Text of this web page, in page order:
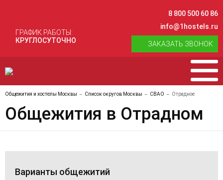
ГРАФИК РАБОТЫ:
КРУГЛОСУТОЧНО
8 800 500 60 86
info@1hostels.ru
ЗАКАЗАТЬ ЗВОНОК
Общежития и хостелы Москвы Список округов Москвы СВАО Отрадное
Общежития в Отрадном
Варианты общежитий